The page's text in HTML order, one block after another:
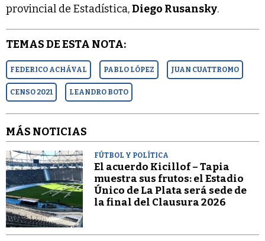
provincial de Estadística,Diego Rusansky.
TEMAS DE ESTA NOTA:
FEDERICO ACHÁVAL PABLO LÓPEZ JUAN CUATTROMO
CENSO 2021 LEANDRO BOTO
MÁS NOTICIAS
FÚTBOL Y POLÍTICA
El acuerdo Kicillof – Tapia
muestra sus frutos: el Estadio
Único de La Plata será sede de
la final del Clausura 2026